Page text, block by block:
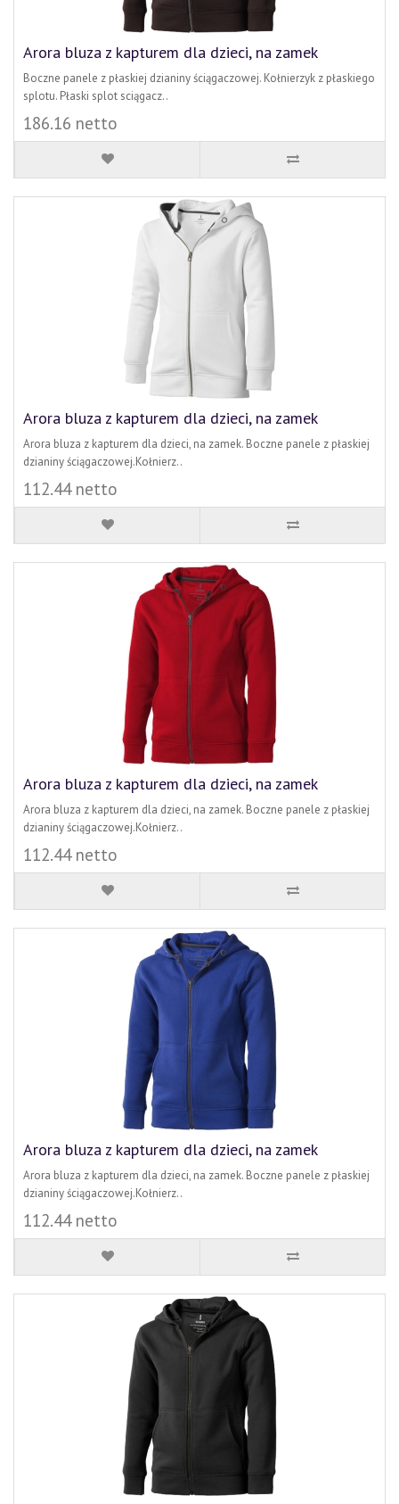
Arora bluza z kapturem dla dzieci, na zamek
Boczne panele z płaskiej dzianiny ściągaczowej. Kołnierzyk z płaskiego
splotu. Płaski splot sciągacz..
186.16 netto
Arora bluza z kapturem dla dzieci, na zamek
Arora bluza z kapturem dla dzieci, na zamek. Boczne panele z płaskiej
dzianiny ściągaczowej.Kołnierz..
112.44 netto
Arora bluza z kapturem dla dzieci, na zamek
Arora bluza z kapturem dla dzieci, na zamek. Boczne panele z płaskiej
dzianiny ściągaczowej.Kołnierz..
112.44 netto
Arora bluza z kapturem dla dzieci, na zamek
Arora bluza z kapturem dla dzieci, na zamek. Boczne panele z płaskiej
dzianiny ściągaczowej.Kołnierz..
112.44 netto